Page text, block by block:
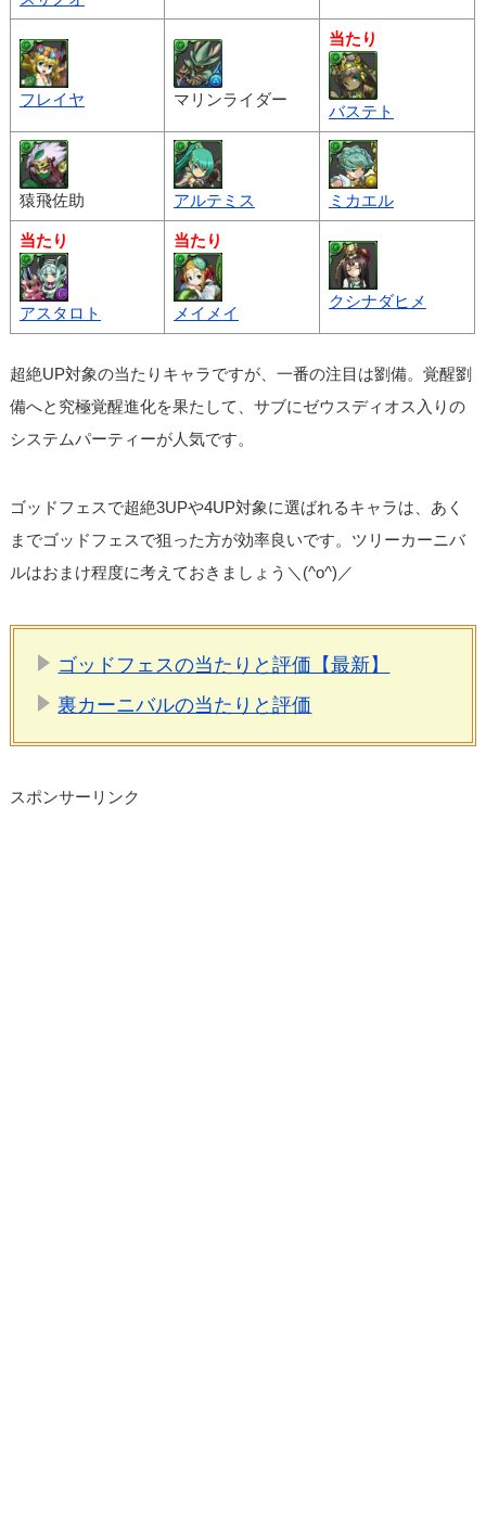
フレイヤ マリンライダー
当たり
バステト
猿飛佐助 アルテミス ミカエル
当たり
アスタロト
当たり
メイメイ
クシナダヒメ
超絶UP対象の当たりキャラですが、一番の注目は劉備。覚醒劉
備へと究極覚醒進化を果たして、サブにゼウスディオス入りの
システムパーティーが人気です。
ゴッドフェスで超絶3UPや4UP対象に選ばれるキャラは、あく
までゴッドフェスで狙った方が効率良いです。ツリーカーニバ
ルはおまけ程度に考えておきましょう＼(^o^)／
ゴッドフェスの当たりと評価【最新】
裏カーニバルの当たりと評価
スポンサーリンク